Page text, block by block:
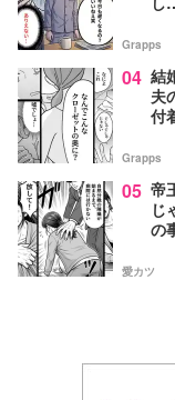
Grapps
04 結
夫
付
Grapps
05 帝
じ
の
愛カツ